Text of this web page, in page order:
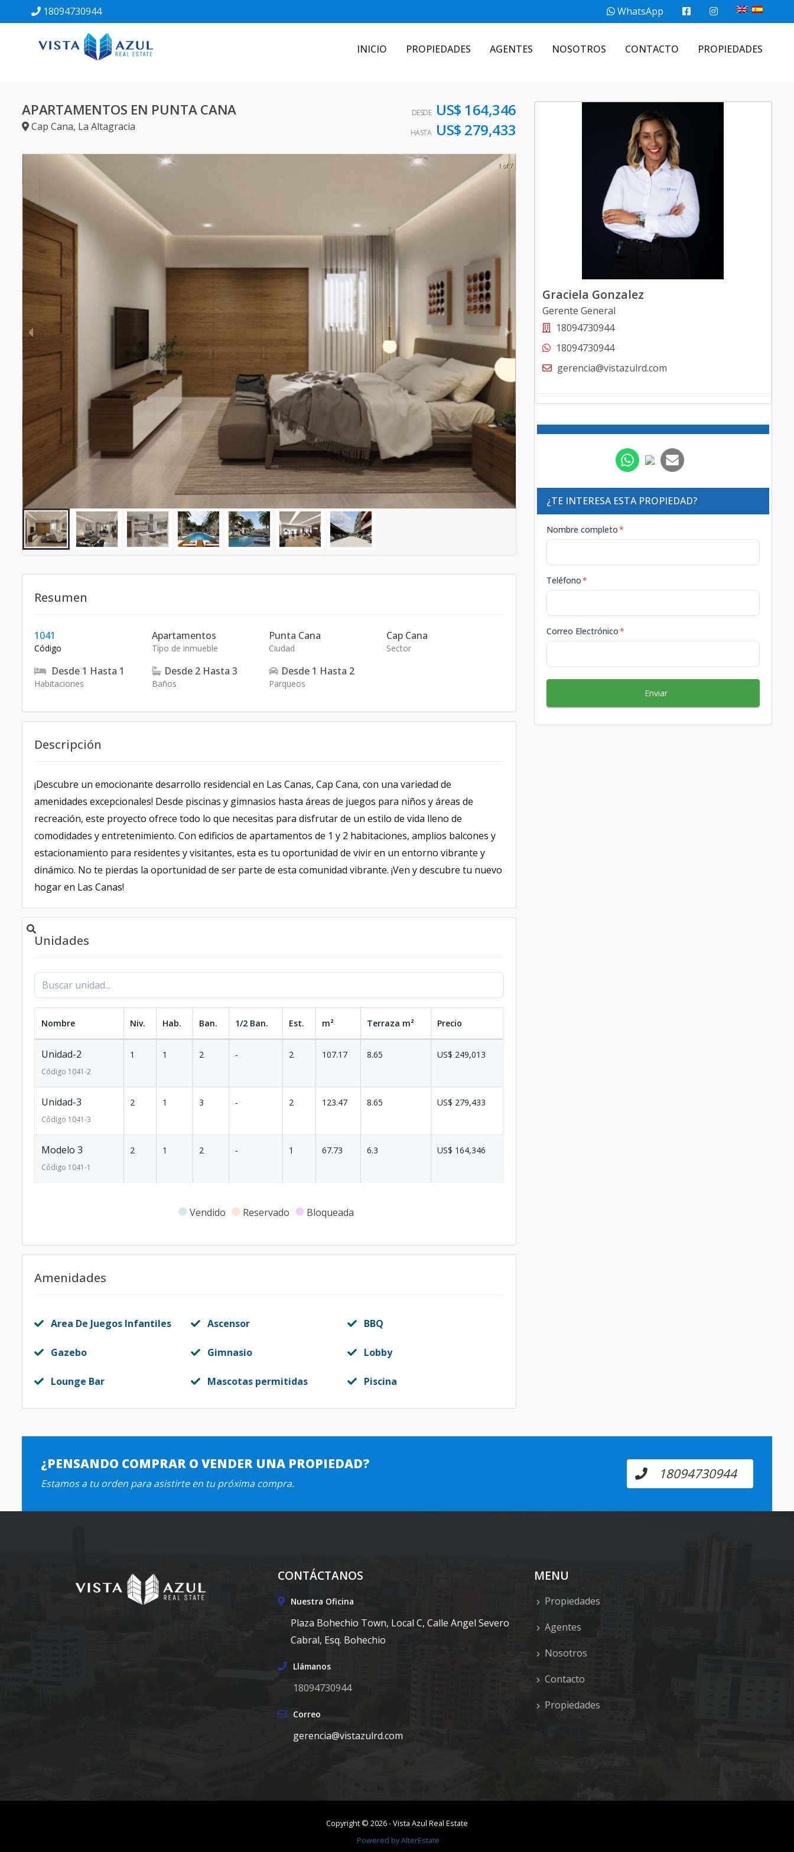
18094730944 WhatsApp
INICIO PROPIEDADES AGENTES NOSOTROS CONTACTO PROPIEDADES
APARTAMENTOS EN PUNTA CANA
Cap Cana, La Altagracia
DESDE US$ 164,346
HASTA US$ 279,433
1 of 7
Resumen
1041
Código
Apartamentos
Tipo de inmueble
Punta Cana
Ciudad
Cap Cana
Sector
Desde 1 Hasta 1
Habitaciones
Desde 2 Hasta 3
Baños
Desde 1 Hasta 2
Parqueos
Descripción
¡Descubre un emocionante desarrollo residencial en Las Canas, Cap Cana, con una variedad de
amenidades excepcionales! Desde piscinas y gimnasios hasta áreas de juegos para niños y áreas de
recreación, este proyecto ofrece todo lo que necesitas para disfrutar de un estilo de vida lleno de
comodidades y entretenimiento. Con edificios de apartamentos de 1 y 2 habitaciones, amplios balcones y
estacionamiento para residentes y visitantes, esta es tu oportunidad de vivir en un entorno vibrante y
dinámico. No te pierdas la oportunidad de ser parte de esta comunidad vibrante. ¡Ven y descubre tu nuevo
hogar en Las Canas!
Unidades
Nombre Niv. Hab. Ban. 1/2 Ban. Est. m² Terraza m² Precio
Unidad-2
Código 1041-2
1 1 2 - 2 107.17 8.65 US$ 249,013
Unidad-3
Código 1041-3
2 1 3 - 2 123.47 8.65 US$ 279,433
Modelo 3
Código 1041-1
2 1 2 - 1 67.73 6.3 US$ 164,346
Vendido Reservado Bloqueada
Amenidades
Area De Juegos Infantiles Ascensor BBQ
Gazebo Gimnasio Lobby
Lounge Bar Mascotas permitidas Piscina
Graciela Gonzalez
Gerente General
18094730944
18094730944
gerencia@vistazulrd.com
¿TE INTERESA ESTA PROPIEDAD?
Nombre completo*
Teléfono*
Correo Electrónico*
Enviar
¿PENSANDO COMPRAR O VENDER UNA PROPIEDAD?
Estamos a tu orden para asistirte en tu próxima compra.
18094730944
CONTÁCTANOS
Nuestra Oficina
Plaza Bohechio Town, Local C, Calle Angel Severo
Cabral, Esq. Bohechio
Llámanos
18094730944
Correo
gerencia@vistazulrd.com
MENU
Propiedades
Agentes
Nosotros
Contacto
Propiedades
Copyright © 2026-Vista Azul Real Estate
Powered byAlterEstate